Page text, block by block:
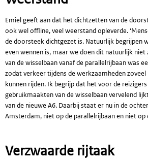
Emiel geeft aan dat het dichtzetten van de
ook wel offline, veel weerstand opleverde.
de doorsteek dichtgezet is. Natuurlijk begrijpen
even wennen is, maar we doen dit natuurlijk
van de wisselbaan vanaf de parallelrijbaan was
zodat verkeer tijdens de werkzaamheden
kunnen rijden. Ik begrijp dat het voor de
gebruikmaakten van de wisselbaan vervelend
van de nieuwe A6. Daarbij staat er nu in de
Amsterdam, niet op de parallelrijbaan en niet op
Verzwaarde rijtaak